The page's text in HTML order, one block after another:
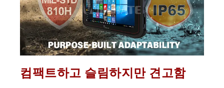
컴팩트하고 슬림하지만 견고함